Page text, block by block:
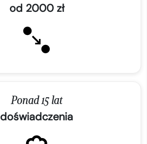
od 2000 zł
Ponad 15 lat
doświadczenia